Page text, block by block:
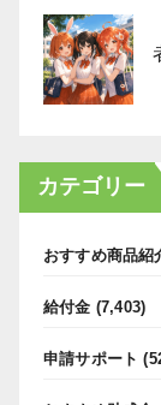
カテゴリー
おすすめ商品紹
給付金 (7,403)
申請サポート